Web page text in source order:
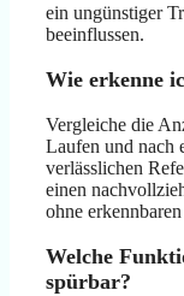
ein ungünstiger
beeinflussen.
Wie erkenne
Vergleiche die
Laufen und nach
verlässlichen
einen
ohne
Welche
spürbar?